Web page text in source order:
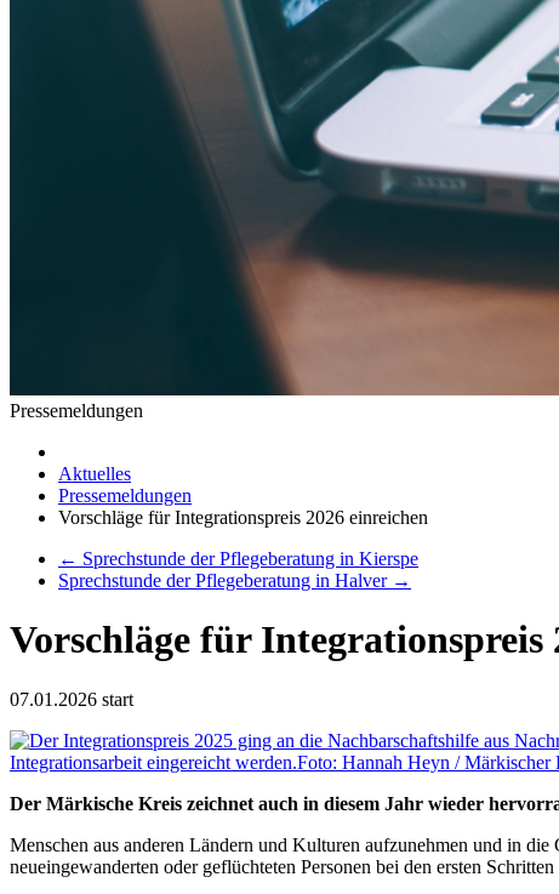
Pressemeldungen
Aktuelles
Pressemeldungen
Vorschläge für Integrationspreis 2026 einreichen
← Sprechstunde der Pflegeberatung in Kierspe
Sprechstunde der Pflegeberatung in Halver →
Vorschläge für Integrationspreis
07.01.2026 start
Der Märkische Kreis zeichnet auch in diesem Jahr wieder
Menschen aus anderen Ländern und Kulturen aufzunehmen und in
neueingewanderten oder geflüchteten Personen bei den ersten